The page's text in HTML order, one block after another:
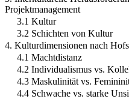
Projektmanagement
3.1 Kultur
3.2 Schichten von Kultur
4. Kulturdimensionen nach
4.1 Machtdistanz
4.2 Individualismus vs.
4.3 Maskulinität vs.
4.4 Schwache vs. starke